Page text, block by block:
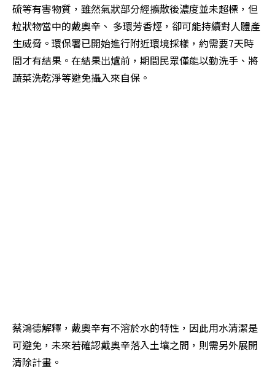
硫等有害物質，雖然氣狀部分經擴散後濃度並未超標，但
粒狀物當中的戴奧辛、 多環芳香烴，卻可能持續對人體產
生威脅。環保署已開始進行附近環境採樣，約需要7天時
間才有結果。在結果出爐前，期間民眾僅能以勤洗手、將
蔬菜洗乾淨等避免攝入來自保。
蔡鴻德解釋，戴奧辛有不溶於水的特性，因此用水清潔是
可避免，未來若確認戴奧辛落入土壤之間，則需另外展開
清除計畫。